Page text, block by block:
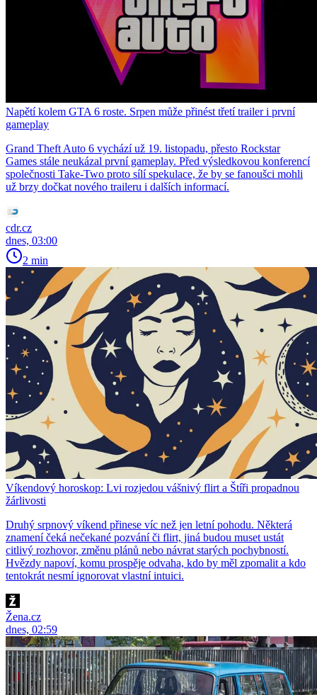
Napětí kolem GTA 6 roste. Srpen může přinést třetí trailer i první
gameplay
Grand Theft Auto 6 vychází už 19. listopadu, přesto Rockstar
Games stále neukázal první gameplay. Před výsledkovou konferencí
společnosti Take-Two proto sílí spekulace, že by se fanoušci mohli
už brzy dočkat nového traileru i dalších informací.
cdr.cz
dnes, 03:00
2 min
Víkendový horoskop: Lvi rozjedou vášnivý flirt a Štíři propadnou
žárlivosti
Druhý srpnový víkend přinese víc než jen letní pohodu. Některá
znamení čeká nečekané pozvání či flirt, jiná budou muset ustát
citlivý rozhovor, změnu plánů nebo návrat starých pochybností.
Hvězdy napoví, komu prospěje odvaha, kdo by měl zpomalit a kdo
tentokrát nesmí ignorovat vlastní intuici.
Žena.cz
dnes, 02:59